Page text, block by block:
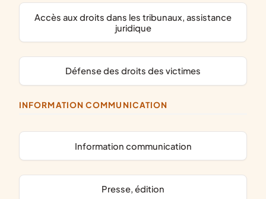
accès aux droits dans les tribunaux, assistance
juridique
défense des droits des victimes
INFORMATION COMMUNICATION
information communication
presse, édition